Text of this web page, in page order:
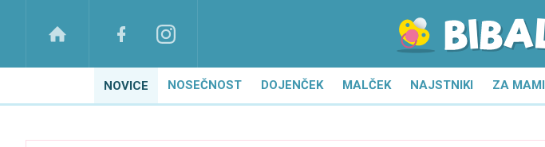
NOVICE NOSEČNOST DOJENČEK MALČEK NAJSTNIKI ZA MAMI